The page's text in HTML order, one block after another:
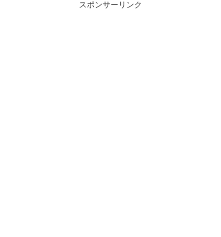
スポンサーリンク